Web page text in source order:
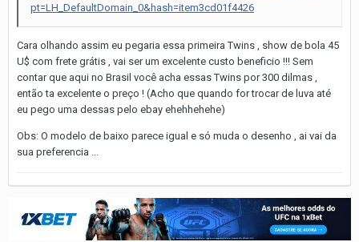
pt=LH_DefaultDomain_0&hash=item3cd01f4426
Cara olhando assim eu pegaria essa primeira Twins , show de bola 45
U$ com frete grátis , vai ser um excelente custo beneficio !!! Sem
contar que aqui no Brasil você acha essas Twins por 300 dilmas ,
então ta excelente o preço ! (Acho que quando for trocar de luva até
eu pego uma dessas pelo ebay ehehhehehe)
Obs: O modelo de baixo parece igual e só muda o desenho , ai vai da
sua preferencia ...